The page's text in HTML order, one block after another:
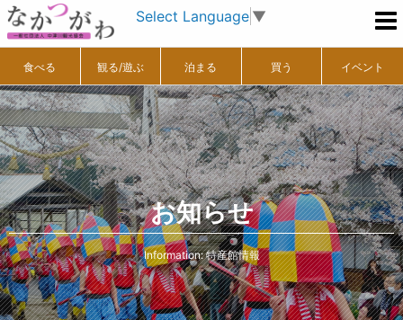
Select Language ▼
食べる 観る/遊ぶ 泊まる 買う イベント
お知らせ
Information: 特産館情報